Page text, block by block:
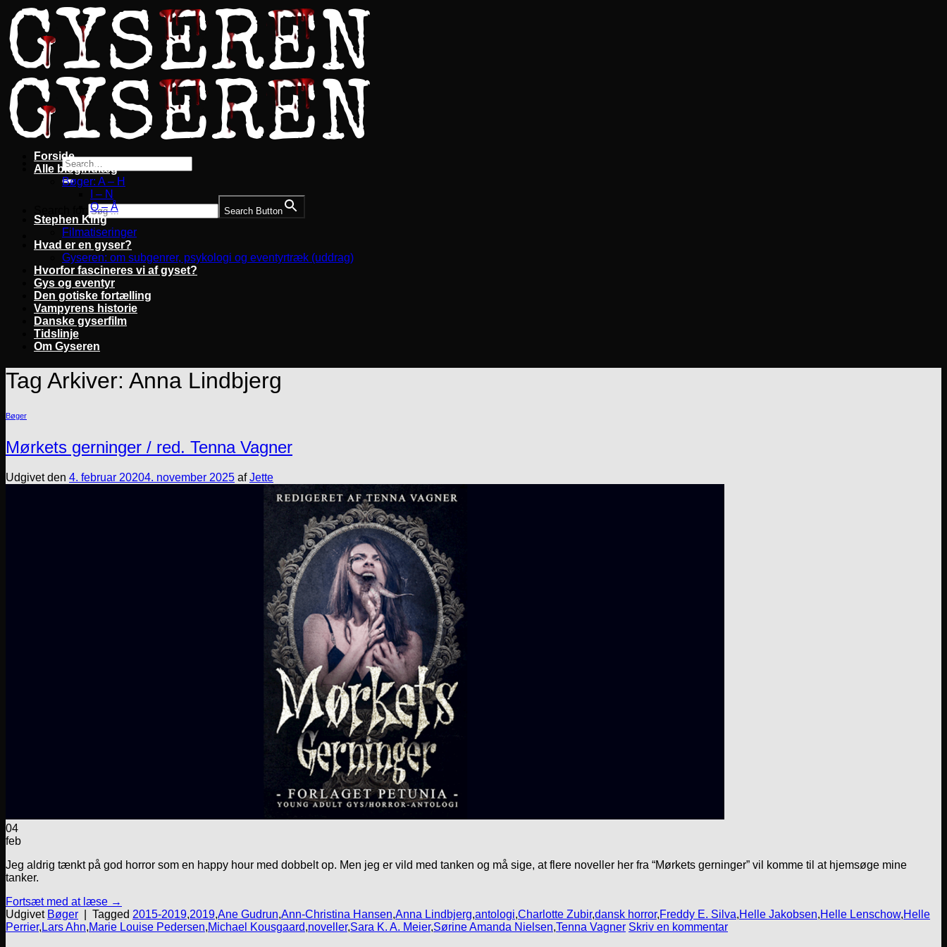
Fortsæt
til
indhold
Search Button
Forside
Alle blogindlæg
Bøger: A – H
I – N
O – Å
Stephen King
Filmatiseringer
Hvad er en gyser?
Gyseren: om subgenrer, psykologi og eventyrtræk (uddrag)
Hvorfor fascineres vi af gyset?
Gys og eventyr
Den gotiske fortælling
Vampyrens historie
Danske gyserfilm
Tidslinje
Om Gyseren
Tag Arkiver: Anna Lindbjerg
Bøger
Mørkets gerninger / red. Tenna Vagner
Udgivet den 4. februar 20204. november 2025 afJette
04
feb
Jeg aldrig tænkt på god horror som en happy hour med dobbelt op. Men jeg er vild med tanken og må sige, at flere noveller her fra “Mørkets gerninger” vil komme til at hjemsøge mine
tanker.
Fortsæt med at læse →
Udgivet Bøger Tagged 2015-2019,2019,Ane Gudrun,Ann-Christina Hansen,Anna Lindbjerg,antologi,Charlotte Zubir,dansk horror,Freddy E. Silva,Helle Jakobsen,Helle Lenschow,Helle
Perrier, Lars Ahn,Marie Louise Pedersen,Michael Kousgaard,noveller,Sara K. A. Meier,Sørine Amanda Nielsen,Tenna Vagner Skriv en kommentar